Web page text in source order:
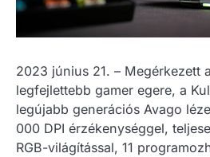
2023 június 21. – Megérkezett
legfejlettebb gamer egere, a
legújabb generációs Avago
000 DPI érzékenységgel,
RGB-világítással, 11